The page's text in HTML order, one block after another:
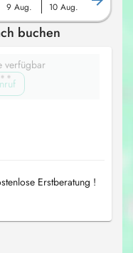
9 Aug. 10 Aug.
buchen
verfügbar
Erstberatung !